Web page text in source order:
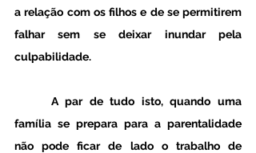
a relação com os filhos e de se permitirem
falhar sem se deixar inundar pela
culpabilidade.
família se prepara para a parentalidade
não pode ficar de lado o trabalho de